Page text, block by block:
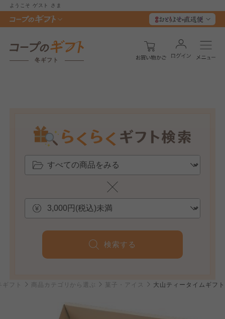
ようこそ ゲスト さま
冬ギフト
検索する
フト 商品カテゴリから選ぶ 菓子・アイス 大山ティータイムギフト
ご利用約款（ご利用規約・ご利
用規程）について
個人情報保護方針について
コープきんき事業連合が運営しています。お預
特定商取引法に基づく表記につ